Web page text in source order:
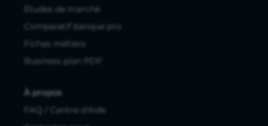
Études de marché
Comparatif banque pro
Fiches métiers
Business plan PDF
À propos
FAQ / Centre d'Aide